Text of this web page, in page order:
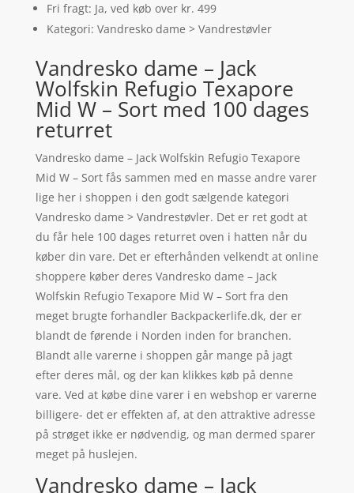
Fri fragt: Ja, ved køb over kr. 499
Kategori: Vandresko dame > Vandrestøvler
Vandresko dame – Jack
Wolfskin Refugio Texapore
Mid W – Sort med 100 dages
returret
Vandresko dame – Jack Wolfskin Refugio Texapore
Mid W – Sort fås sammen med en masse andre varer
lige her i shoppen i den godt sælgende kategori
Vandresko dame > Vandrestøvler. Det er ret godt at
du får hele 100 dages returret oven i hatten når du
køber din vare. Det er efterhånden velkendt at online
shoppere køber deres Vandresko dame – Jack
Wolfskin Refugio Texapore Mid W – Sort fra den
meget brugte forhandler Backpackerlife.dk, der er
blandt de førende i Norden inden for branchen.
Blandt alle varerne i shoppen går mange på jagt
efter deres mål, og der kan klikkes køb på denne
vare. Ved at købe dine varer i en webshop er varerne
billigere- det er effekten af, at den attraktive adresse
på strøget ikke er nødvendig, og man dermed sparer
meget på huslejen.
Vandresko dame – Jack